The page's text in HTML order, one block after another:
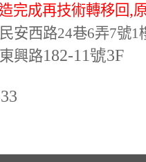
完成再技術轉移回,
安西路24巷6弄7號1
興路182-11號3F